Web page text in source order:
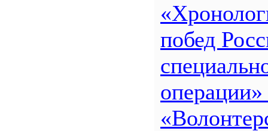
побед